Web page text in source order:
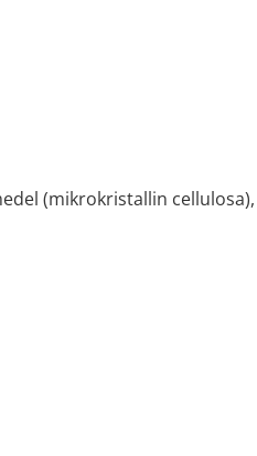
(mikrokristallin